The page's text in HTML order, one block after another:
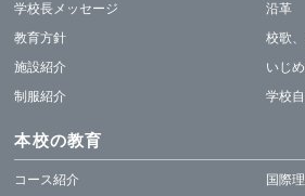
学校長メッセージ
教育方針
施設紹介
制服紹介
沿革
校歌
いじ
学校
本校の教育
コース紹介
国際